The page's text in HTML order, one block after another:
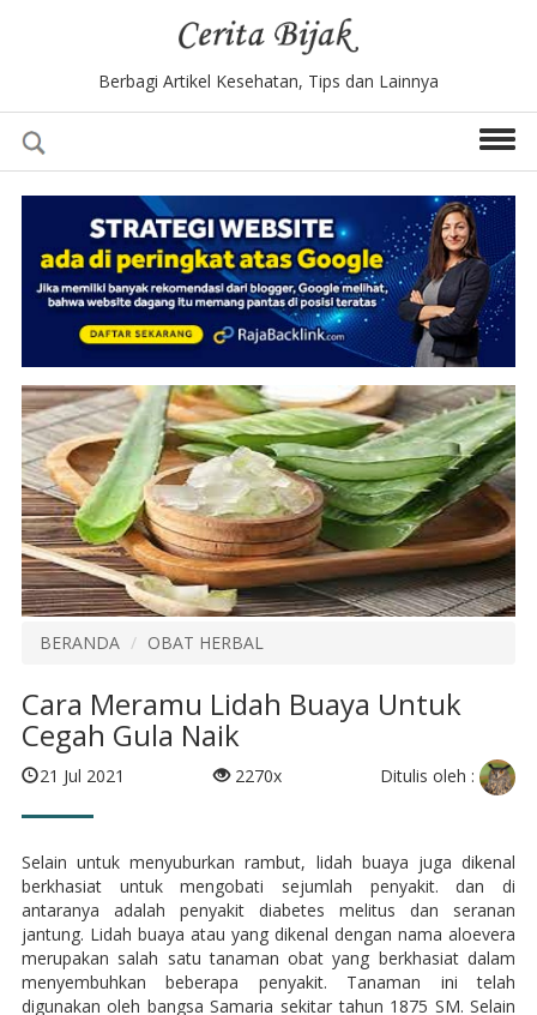
Berbagi Artikel Kesehatan, Tips dan Lainnya
BERANDA OBAT HERBAL
Cara Meramu Lidah Buaya Untuk
Cegah Gula Naik
21 Jul 2021 2270x Ditulis oleh :
Selain untuk menyuburkan rambut, lidah buaya juga dikenal
berkhasiat untuk mengobati sejumlah penyakit. dan di
antaranya adalah penyakit diabetes melitus dan seranan
jantung. Lidah buaya atau yang dikenal dengan nama aloevera
merupakan salah satu tanaman obat yang berkhasiat dalam
menyembuhkan beberapa penyakit. Tanaman ini telah
digunakan oleh bangsa Samaria sekitar tahun 1875 SM. Selain